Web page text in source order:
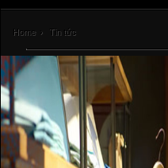
Home › Tin tức